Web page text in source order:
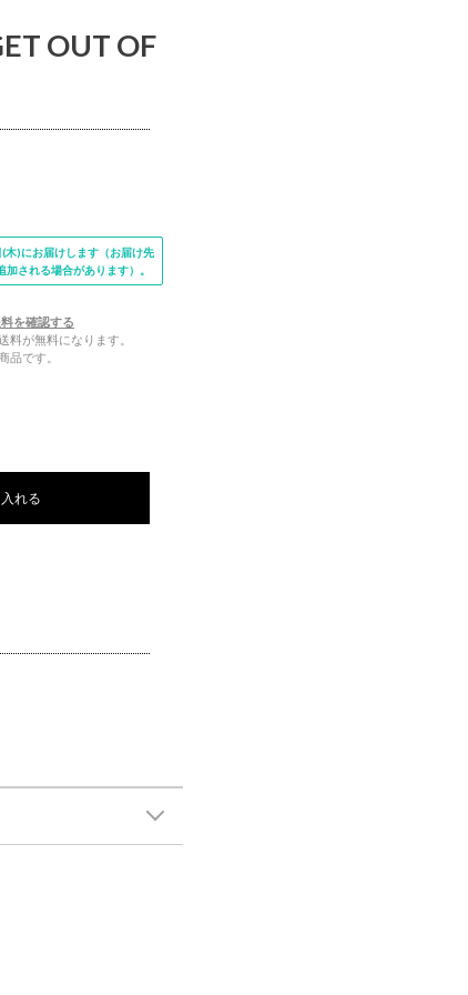
OUT OF
)にお届けします（お届け先
される場合があります）。
を確認する
が無料になります。
品です。
れる